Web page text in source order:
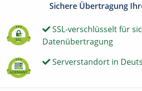
Sichere Übertragung
SSL-verschlüsselt für
Datenübertragung
Serverstandort in